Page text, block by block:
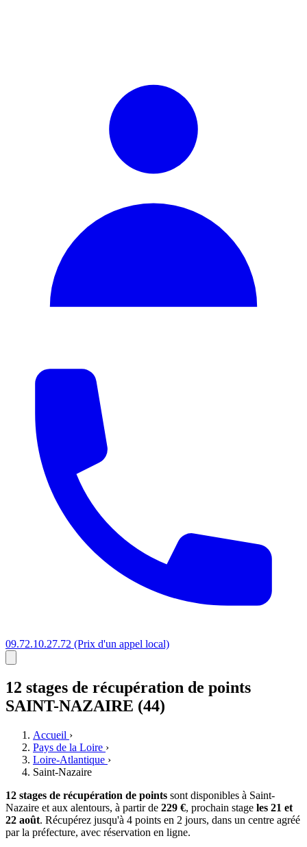
09.72.10.27.72 (Prix d'un appel local)
12 stages de récupération de points
SAINT-NAZAIRE (44)
Accueil ›
Pays de la Loire ›
Loire-Atlantique ›
Saint-Nazaire
12 stages de récupération de points sont disponibles à Saint-
Nazaire et aux alentours, à partir de 229 €, prochain stage les 21 et
22 août. Récupérez jusqu'à 4 points en 2 jours, dans un centre agréé
par la préfecture, avec réservation en ligne.